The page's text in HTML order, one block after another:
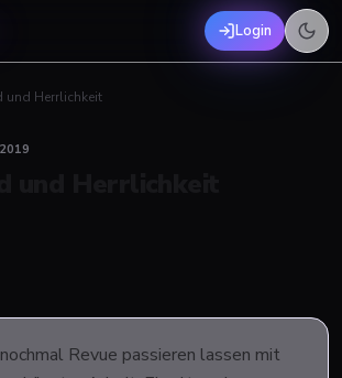
Login
und Herrlichkeit
2019
Revue passieren lassen mit